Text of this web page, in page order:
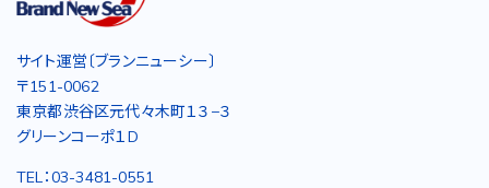
サイト運営〔ブランニューシー〕
〒151-0062
東京都渋谷区元代々木町１３−３
グリーンコーポ１D
TEL：03-3481-0551